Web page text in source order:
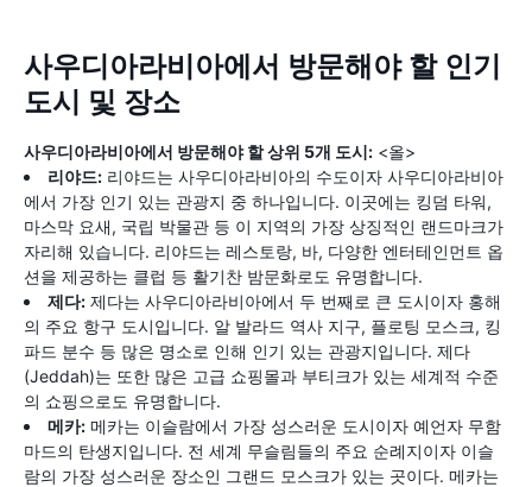
사우디아라비아에서 방문해야 할 인기
도시 및 장소
사우디아라비아에서 방문해야 할 상위 5개 도시: <올>
리야드: 리야드는 사우디아라비아의 수도이자 사우디아라비아
에서 가장 인기 있는 관광지 중 하나입니다. 이곳에는 킹덤 타워,
마스막 요새, 국립 박물관 등 이 지역의 가장 상징적인 랜드마크가
자리해 있습니다. 리야드는 레스토랑, 바, 다양한 엔터테인먼트 옵
션을 제공하는 클럽 등 활기찬 밤문화로도 유명합니다.
제다: 제다는 사우디아라비아에서 두 번째로 큰 도시이자 홍해
의 주요 항구 도시입니다. 알 발라드 역사 지구, 플로팅 모스크, 킹
파드 분수 등 많은 명소로 인해 인기 있는 관광지입니다. 제다
(Jeddah)는 또한 많은 고급 쇼핑몰과 부티크가 있는 세계적 수준
의 쇼핑으로도 유명합니다.
메카: 메카는 이슬람에서 가장 성스러운 도시이자 예언자 무함
마드의 탄생지입니다. 전 세계 무슬림들의 주요 순례지이자 이슬
람의 가장 성스러운 장소인 그랜드 모스크가 있는 곳이다. 메카는